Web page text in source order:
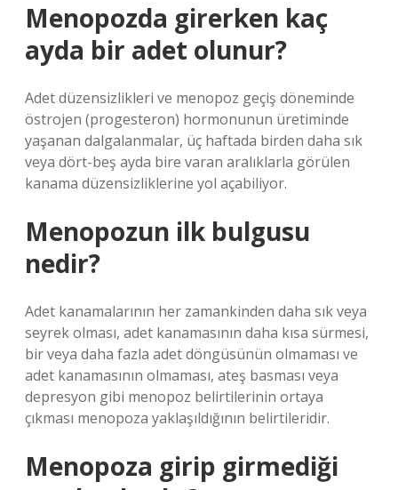
Menopozda girerken kaç
ayda bir adet olunur?
Adet düzensizlikleri ve menopoz geçiş döneminde
östrojen (progesteron) hormonunun üretiminde
yaşanan dalgalanmalar, üç haftada birden daha sık
veya dört-beş ayda bire varan aralıklarla görülen
kanama düzensizliklerine yol açabiliyor.
Menopozun ilk bulgusu
nedir?
Adet kanamalarının her zamankinden daha sık veya
seyrek olması, adet kanamasının daha kısa sürmesi,
bir veya daha fazla adet döngüsünün olmaması ve
adet kanamasının olmaması, ateş basması veya
depresyon gibi menopoz belirtilerinin ortaya
çıkması menopoza yaklaşıldığının belirtileridir.
Menopoza girip girmediği